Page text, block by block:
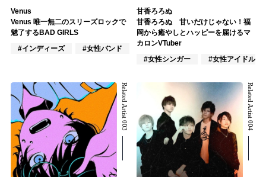
Venus
Venus 唯一無二のスリーズロックで
魅了するBAD GIRLS
#インディーズ
#女性バンド #ロック
甘香ろろぬ
甘香ろろぬ 甘いだけじゃない！福
岡から癒やしとハッピーを届けるマ
カロンVTuber
#女性シンガー
#女性アイドル
Related Artist 003 Related Artist 004